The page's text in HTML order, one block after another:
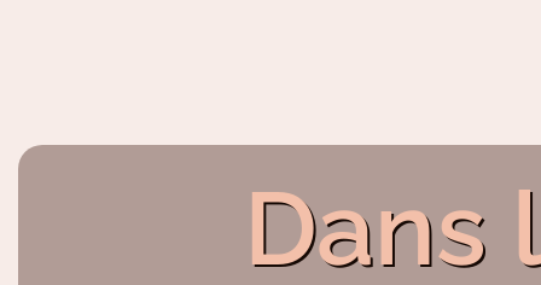
Dans